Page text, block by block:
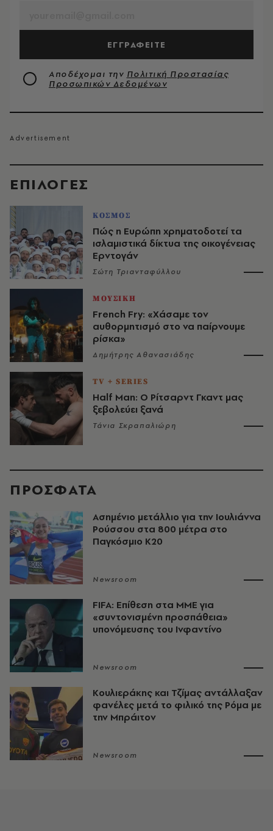
EΠΙΛΟΓΈΣ
ΚΟΣΜΟΣ
Πώς η Ευρώπη χρηματοδοτεί τα
ισλαμιστικά δίκτυα της οικογένειας
Ερντογάν
Σώτη Τριανταφύλλου
ΜΟΥΣΙΚΗ
French Fry: «Χάσαμε τον
αυθορμητισμό στο να παίρνουμε
ρίσκα»
Δημήτρης Αθανασιάδης
TV + SERIES
Half Man: Ο Ρίτσαρντ Γκαντ μας
ξεβολεύει ξανά
Τάνια Σκραπαλιώρη
ΕΓΓΡΑΦΕΙΤΕ
Αποδέχομαι την Πολιτική Προστασίας
Προσωπικών Δεδομένων
ΠΡΟΣΦΑΤΑ
Ασημένιο μετάλλιο για την Ιουλιάννα
Ρούσσου στα 800 μέτρα στο
Παγκόσμιο Κ20
Newsroom
FIFA: Επίθεση στα ΜΜΕ για
«συντονισμένη προσπάθεια»
υπονόμευσης του Ινφαντίνο
Newsroom
Κουλιεράκης και Τζίμας αντάλλαξαν
φανέλες μετά το φιλικό της Ρόμα με
την Μπράιτον
Newsroom